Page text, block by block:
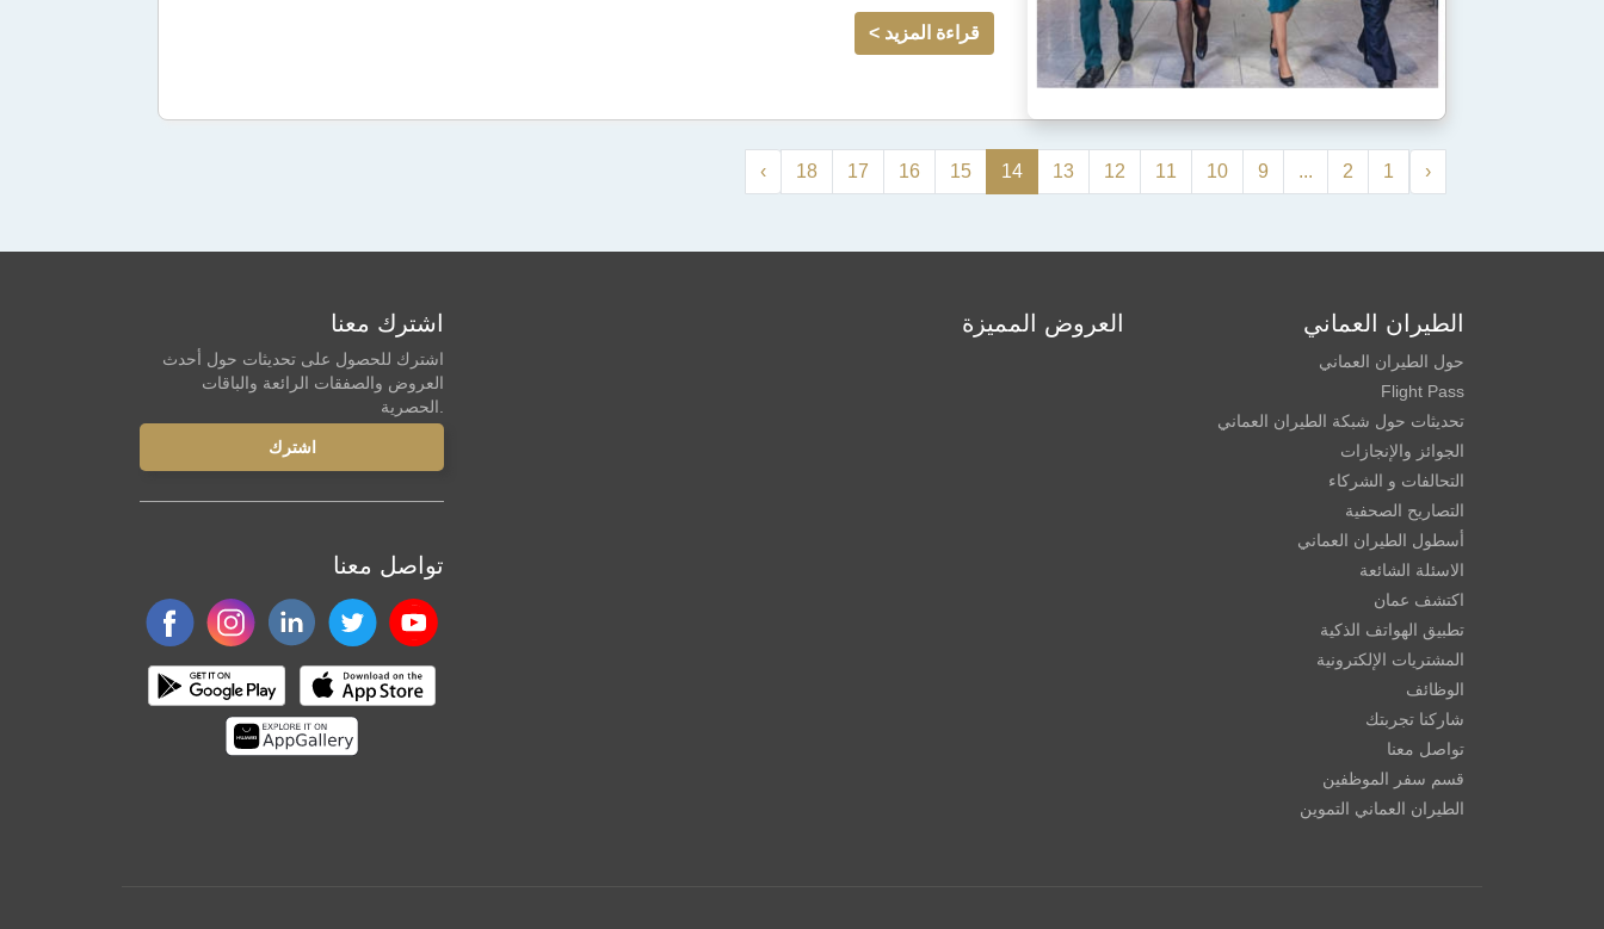
قراءة المزيد >
‹
1
2
...
9
10
11
12
13
14
15
16
17
18
›
اشترك معنا
اشترك للحصول على تحديثات حول أحدث
العروض والصفقات الرائعة والباقات
الحصرية.
تواصل معنا
العروض المميزة الطيران العماني
حول الطيران العماني
Flight Pass
تحديثات حول شبكة الطيران العماني
الجوائز والإنجازات
التحالفات و الشركاء
التصاريح الصحفية
أسطول الطيران العماني
الاسئلة الشائعة
اكتشف عمان
تطبيق الهواتف الذكية
المشتريات الإلكترونية
الوظائف
شاركنا تجربتك
تواصل معنا
قسم سفر الموظفين
الطيران العماني التموين